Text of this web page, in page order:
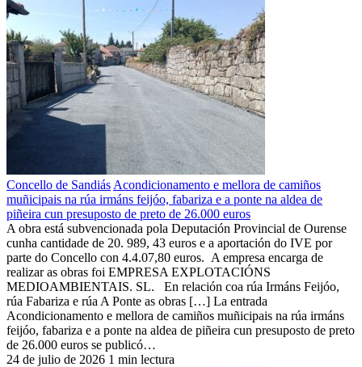
Concello de Sandiás Acondicionamento e mellora de camiños
muñicipais na rúa irmáns feijóo, fabariza e a ponte na aldea de
piñeira cun presuposto de preto de 26.000 euros
A obra está subvencionada pola Deputación Provincial de Ourense
cunha cantidade de 20. 989, 43 euros e a aportación do IVE por
parte do Concello con 4.4.07,80 euros. A empresa encarga de
realizar as obras foi EMPRESA EXPLOTACIÓNS
MEDIOAMBIENTAIS. SL. En relación coa rúa Irmáns Feijóo,
rúa Fabariza e rúa A Ponte as obras […] La entrada
Acondicionamento e mellora de camiños muñicipais na rúa irmáns
feijóo, fabariza e a ponte na aldea de piñeira cun presuposto de preto
de 26.000 euros se publicó…
24 de julio de 2026 1 min lectura